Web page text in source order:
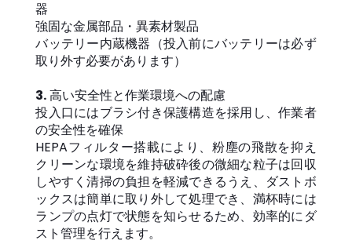
器
強固な金属部品・異素材製品
バッテリー内蔵機器（投入前にバッテリーは必ず
取り外す必要があります）
3.高い安全性と作業環境への配慮
投入口にはブラシ付き保護構造を採用し、作業者
の安全性を確保
HEPAフィルター搭載により、粉塵の飛散を抑え
クリーンな環境を維持破砕後の微細な粒子は回収
しやすく清掃の負担を軽減できるうえ、ダストボ
ックスは簡単に取り外して処理でき、満杯時には
ランプの点灯で状態を知らせるため、効率的にダ
スト管理を行えます。